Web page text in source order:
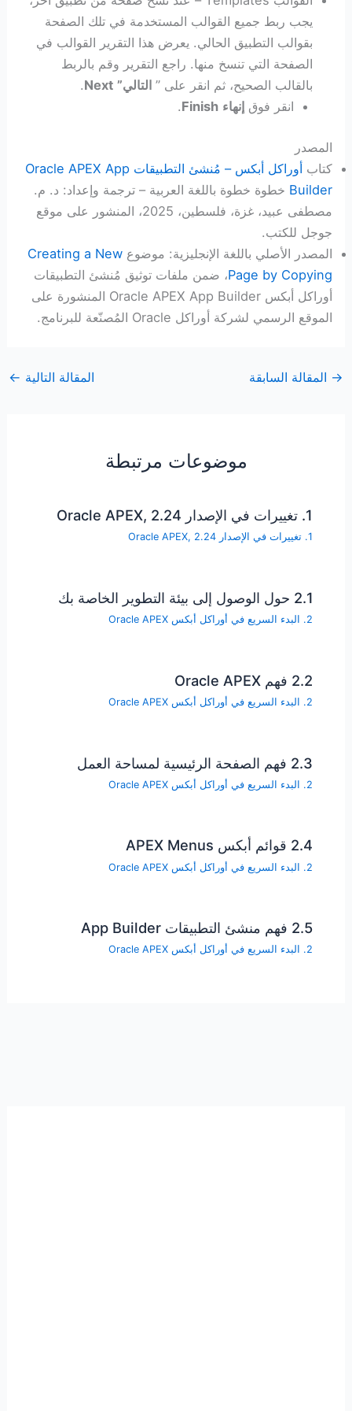
يجب ربط جميع القوالب المستخدمة في تلك الصفحة
بقوالب التطبيق الحالي. يعرض هذا التقرير القوالب في
الصفحة التي تنسخ منها. راجع التقرير وقم بالربط
بالقالب الصحيح، ثم انقر على ” التالي” Next
.
انقر فوقإنهاء Finish
.
المصدر
كتاب
أوراكل أبكس – مُنشئ التطبيقات Oracle APEX App
Builder خطوة خطوة باللغة العربية – ترجمة وإعداد: د. م.
مصطفى عبيد، غزة، فلسطين، 2025، المنشور على موقع
جوجل للكتب.
المصدر الأصلي باللغة الإنجليزية: موضوعCreating a New
Page by Copying، ضمن ملفات توثيق مُنشئ التطبيقات
أوراكل أبكس Oracle APEX App Builder المنشورة على
الموقع الرسمي لشركة أوراكل Oracle المُصنّعة للبرنامج.
→ المقالة السابقة المقالة التالية ←
موضوعات مرتبطة
1. تغييرات في الإصدار Oracle APEX, 2.24
1. تغييرات في الإصدار Oracle APEX, 2.24
2.1 حول الوصول إلى بيئة التطوير الخاصة بك
2. البدء السريع في أوراكل أبكس Oracle APEX
2.2 فهم Oracle APEX
2. البدء السريع في أوراكل أبكس Oracle APEX
2.3 فهم الصفحة الرئيسية لمساحة العمل
2. البدء السريع في أوراكل أبكس Oracle APEX
2.4 قوائم أبكس APEX Menus
2. البدء السريع في أوراكل أبكس Oracle APEX
2.5 فهم منشئ التطبيقات App Builder
2. البدء السريع في أوراكل أبكس Oracle APEX